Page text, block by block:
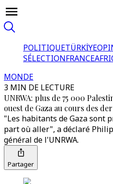
POLITIQUETÜRKİYE
SÉLECTIONFRANCE
MONDE
3 MIN DE LECTURE
UNRWA: plus de 75 000
ouest de Gaza au cours des
"Les habitants de Gaza sont
part où aller", a déclaré
général de l'UNRWA.
Partager